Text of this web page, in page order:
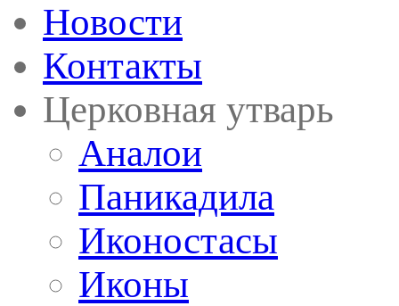
Новости
Контакты
Церковная утварь
Аналои
Паникадила
Иконостасы
Иконы